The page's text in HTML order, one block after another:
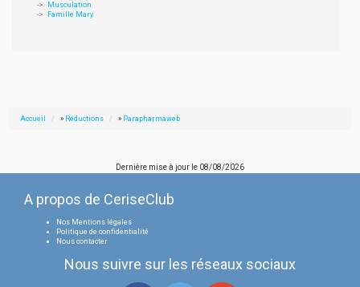
Musculation
Famille Mary
Accueil » Réductions » Parapharmaweb
Dernière mise à jour le 08/08/2026
A propos de CeriseClub
Nos Mentions légales
Politique de confidentialité
Nous contacter
Nous suivre sur les réseaux sociaux